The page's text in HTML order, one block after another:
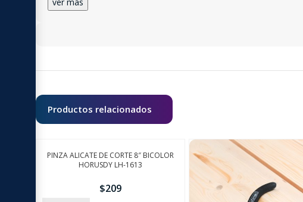
Productos relacionados
PINZA ALICATE DE CORTE 8″ BICOLOR
HORUSDY LH-1613
$209